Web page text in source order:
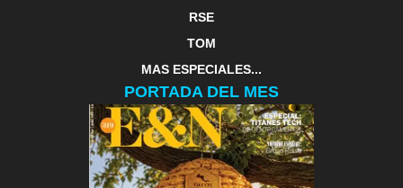
RSE
TOM
MAS ESPECIALES...
PORTADA DEL MES